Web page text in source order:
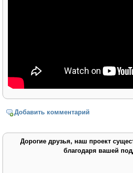
Добавить комментарий
Дорогие друзья, наш проект
благодаря вашей